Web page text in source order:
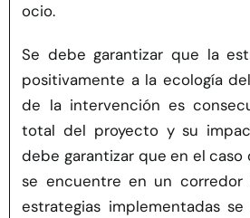
ocio.
Se debe garantizar que la
positivamente a la ecología
de la intervención es
total del proyecto y su
debe garantizar que en el
se encuentre en un corredor
estrategias implementadas